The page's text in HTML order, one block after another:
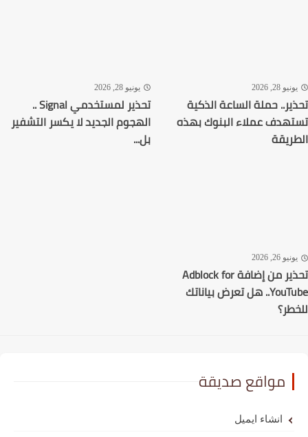
28, 2026
حملة الساعة الذكية
عملاء البنوك بهذه
يونيو 28, 2026
تحذير لمستخدمي Signal ..
الهجوم الجديد لا يكسر التشفير
بل...
26, 2026
تحذير من إضافة Adblock for
YouTube.. هل تعرض بياناتك
مواقع صديقة
انشاء ايميل